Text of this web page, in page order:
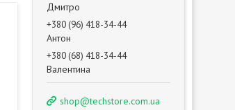
Дмитро
+380 (96) 418-34-44
Антон
+380 (68) 418-34-44
Валентина
shop@techstore.com.ua